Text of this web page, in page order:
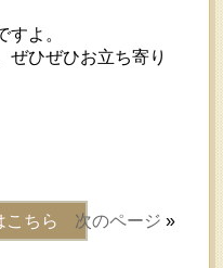
よ。
ぜひぜひお立ち寄り
次のページ »
こちら